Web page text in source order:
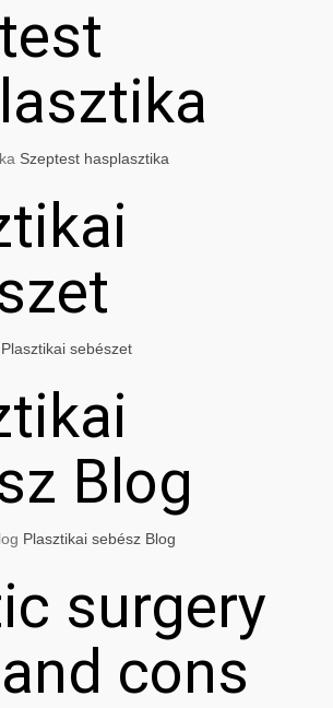
Szeptest hasplasztika
Plasztikai sebészet
Blog
Plasztikai sebész Blog
surgery
cons